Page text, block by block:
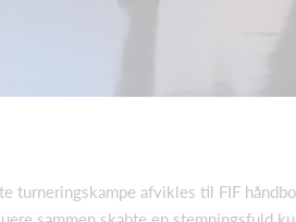
turneringskampe afvikles til FIF